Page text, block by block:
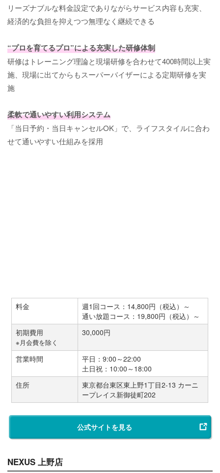
リーズナブルな料金設定でありながらサービス内容も充実、
経済的な負担を抑えつつ無理なく継続できる
“プロを育てるプロ”による充実した研修体制
研修はトレーニング理論と現場研修を合わせて400時間以上実
施、現場に出てからもスーパーバイザーによる定期研修を実
施
柔軟で通いやすい利用システム
「当日予約・当日キャンセルOK」で、ライフスタイルに合わ
せて通いやすい仕組みを採用
料金
週1回コース：14,800円（税込）～
通い放題コース：19,800円（税込）～
初期費用
※月会費を除く
30,000円
営業時間
平日：9:00～22:00
土日祝：10:00～18:00
住所
東京都台東区東上野1丁目2-13 カーニ
ープレイス新御徒町202
公式サイトを見る
NEXUS 上野店